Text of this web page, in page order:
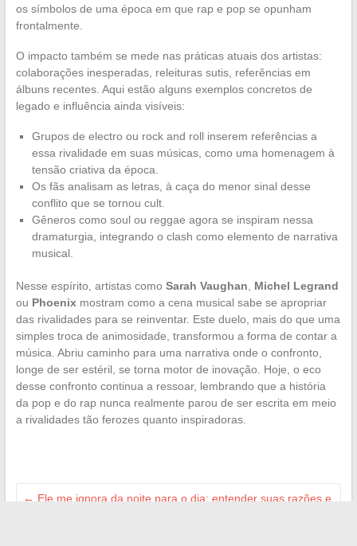
os símbolos de uma época em que rap e pop se opunham
frontalmente.
O impacto também se mede nas práticas atuais dos artistas:
colaborações inesperadas, releituras sutis, referências em
álbuns recentes. Aqui estão alguns exemplos concretos de
legado e influência ainda visíveis:
Grupos de electro ou rock and roll inserem referências a
essa rivalidade em suas músicas, como uma homenagem à
tensão criativa da época.
Os fãs analisam as letras, à caça do menor sinal desse
conflito que se tornou cult.
Gêneros como soul ou reggae agora se inspiram nessa
dramaturgia, integrando o clash como elemento de narrativa
musical.
Nesse espírito, artistas como Sarah Vaughan
Michel Legrand
ou Phoenixmostram como a cena musical sabe se apropriar
das rivalidades para se reinventar. Este duelo, mais do que uma
simples troca de animosidade, transformou a forma de contar a
música. Abriu caminho para uma narrativa onde o confronto,
longe de ser estéril, se torna motor de inovação. Hoje, o eco
desse confronto continua a ressoar, lembrando que a história
da pop e do rap nunca realmente parou de ser escrita em meio
a rivalidades tão ferozes quanto inspiradoras.
← Ele me ignora da noite para o dia: entender suas razões e